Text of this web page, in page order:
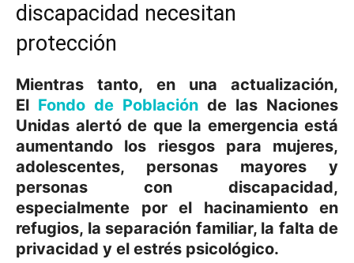
discapacidad necesitan
protección
Mientras tanto, en una actualización,
El Fondo de Población de las Naciones
Unidas alertó de que la emergencia está
aumentando los riesgos para mujeres,
adolescentes, personas mayores y
personas con discapacidad,
especialmente por el hacinamiento en
refugios, la separación familiar, la falta de
privacidad y el estrés psicológico.